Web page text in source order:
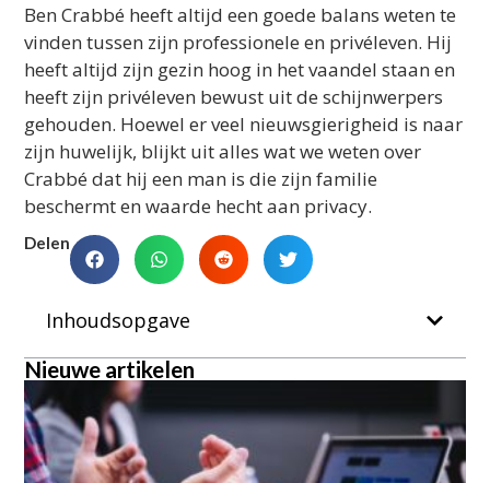
Ben Crabbé heeft altijd een goede balans weten te
vinden tussen zijn professionele en privéleven. Hij
heeft altijd zijn gezin hoog in het vaandel staan en
heeft zijn privéleven bewust uit de schijnwerpers
gehouden. Hoewel er veel nieuwsgierigheid is naar
zijn huwelijk, blijkt uit alles wat we weten over
Crabbé dat hij een man is die zijn familie
beschermt en waarde hecht aan privacy.
Delen
Inhoudsopgave
Nieuwe artikelen